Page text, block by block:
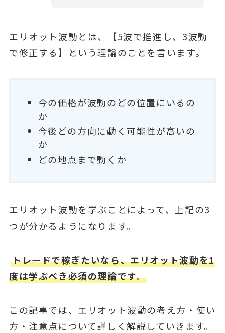
エリオット波動とは、【5波で推進し、3波動
で修正する】という理論のことを言います。
今の価格が波動のどの位置にいるの
か
今後どの方向に動く可能性が高いの
か
どの地点まで動くか
エリオット波動を学ぶことによって、上記の3
つが分かるようになります。
トレードで稼ぎたいなら、エリオット波動を1
度は学ぶべき必須の理論です。
この記事では、エリオット波動の考え方・使い
方・注意点について詳しく解説していきます。